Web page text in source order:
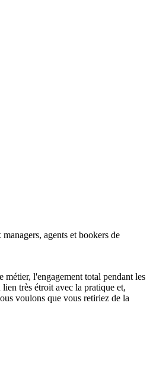
agents et bookers de
l'engagement total pendant les
très étroit avec la pratique et,
voulons que vous retiriez de la